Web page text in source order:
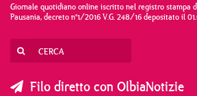
Giornale quotidiano online iscritto nel registro stampa
Pausania, decreto n°1/2016 V.G. 248/16 depositato il
Filo diretto con OlbiaNotizie